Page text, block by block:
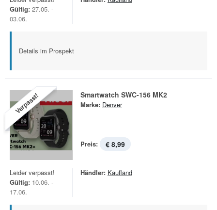
Gültig: 27.05. -
03.06.
Details im Prospekt
Verpasst! Smartwatch SWC-156 MK2
Marke: Denver
Preis: € 8,99
Leider verpasst!
Gültig: 10.06. -
17.06.
Händler: Kaufland